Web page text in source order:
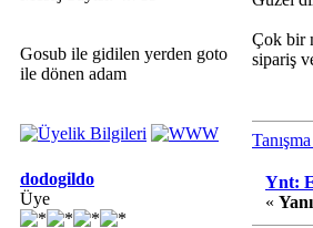
Gosub ile gidilen yerden goto
ile dönen adam
Çok bir
sipariş
dodogildo
Üye
Ynt:
«